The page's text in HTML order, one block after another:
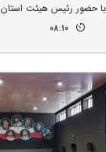
حضور رئیس هیئت استان
08:10